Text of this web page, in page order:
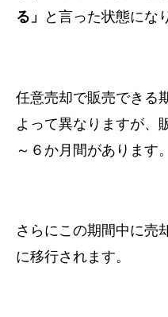
る」
と言った状態にな
任意売却で販売できる
よって異なりますが、
～６か月間があります。
さらにこの期間中に売
に移行されます。